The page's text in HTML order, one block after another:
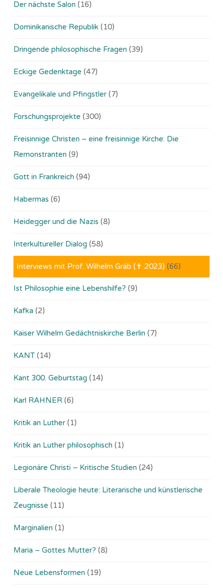
Der nächste Salon (16)
Dominikanische Republik (10)
Dringende philosophische Fragen (39)
Eckige Gedenktage (47)
Evangelikale und Pfingstler (7)
Forschungsprojekte (300)
Freisinnige Christen – eine freisinnige Kirche: Die
Remonstranten (9)
Gott in Frankreich (94)
Habermas (6)
Heidegger und die Nazis (8)
Interkultureller Dialog (58)
Interviews mit Prof. Wilhelm Gräb (✝ 2023) (66)
Ist Philosophie eine Lebenshilfe? (9)
Kafka (2)
Kaiser Wilhelm Gedächtniskirche Berlin (7)
KANT (14)
Kant 300. Geburtstag (14)
Karl RAHNER (6)
Kritik an Luther (1)
Kritik an Luther philosophisch (1)
Legionäre Christi – Kritische Studien (24)
Liberale Theologie heute: Literarische und künstlerische
Zeugnisse (11)
Marginalien (1)
Maria – Gottes Mutter? (8)
Neue Lebensformen (19)